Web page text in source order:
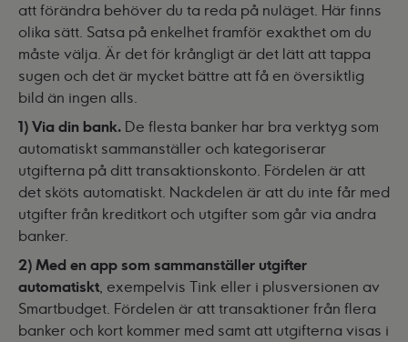
att förändra behöver du ta reda på nuläget. Här finns
olika sätt. Satsa på enkelhet framför exakthet om du
måste välja. Är det för krångligt är det lätt att tappa
sugen och det är mycket bättre att få en översiktlig
bild än ingen alls.
1) Via din bank. De flesta banker har bra verktyg som
automatiskt sammanställer och kategoriserar
utgifterna på ditt transaktionskonto. Fördelen är att
det sköts automatiskt. Nackdelen är att du inte får med
utgifter från kreditkort och utgifter som går via andra
banker.
2) Med en app som sammanställer utgifter
automatiskt, exempelvis Tink eller i plusversionen av
Smartbudget. Fördelen är att transaktioner från flera
banker och kort kommer med samt att utgifterna visas i